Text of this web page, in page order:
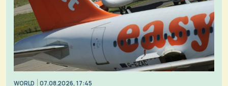
WORLD 07.08.2026, 17:45